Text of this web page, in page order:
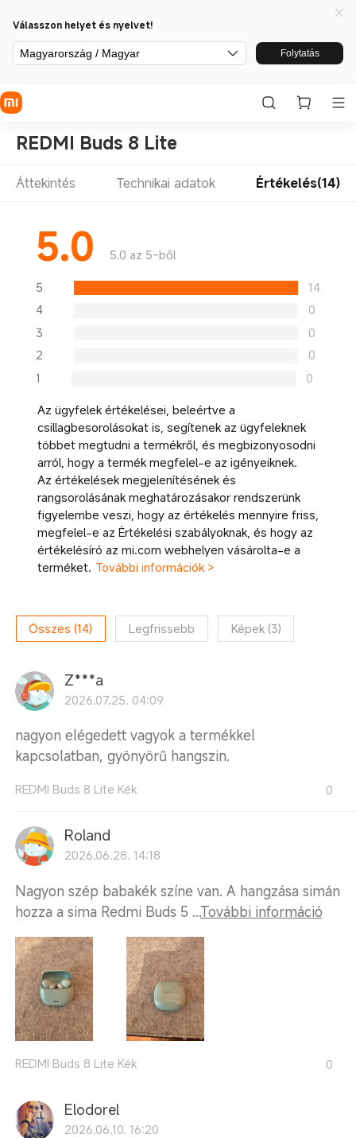
Válasszon helyet és nyelvet!
Magyarország / Magyar Folytatás
REDMI Buds 8 Lite
Áttekintés Technikai adatok Értékelés(14)
5.0 5.0 az 5-ből
5
14
4
0
3
0
2
0
1
0
Az ügyfelek értékelései, beleértve a
csillagbesorolásokat is, segítenek az ügyfeleknek
többet megtudni a termékről, és megbizonyosodni
arról, hogy a termék megfelel-e az igényeiknek.
Az értékelések megjelenítésének és
rangsorolásának meghatározásakor rendszerünk
figyelembe veszi, hogy az értékelés mennyire friss,
megfelel-e az Értékelési szabályoknak, és hogy az
értékelésíró az mi.com webhelyen vásárolta-e a
terméket. További információk >
Összes (14) Legfrissebb Képek(3)
Z***a
2026.07.25. 04:09
nagyon elégedett vagyok a termékkel
kapcsolatban, gyönyörű hangszin.
REDMI Buds 8 Lite Kék 0
Roland
2026.06.28. 14:18
Nagyon szép babakék színe van. A hangzása simán
hozza a sima Redmi Buds 5 ...További információ
REDMI Buds 8 Lite Kék 0
Elodorel
2026.06.10. 16:20